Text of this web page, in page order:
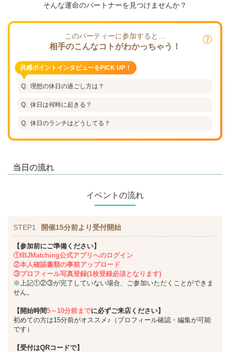
そんな運命のパートナーを見つけませんか？
このパーティーに参加すると…
相手のこんなコトがわかっちゃう！
共感ポイントインタビューをPICK UP！
理想の休日の過ごし方は？
休日は何時に起きる？
休日のランチはどうしてる？
当日の流れ
イベントの流れ
STEP1 開催15分前より受付開始
【参加前にご準備ください】
①IBJMatching公式アプリへのログイン
②本人確認書類の事前アップロード
③プロフィール写真登録(1枚登録必須となります)
※上記①②③が完了していない場合、ご参加いただくことができま
せん。
【開始時間5～10分前までに必ずご来店ください】
初めての方は15分前がオススメ♪（プロフィール確認・編集が可能
です）
【受付はQRコードで】